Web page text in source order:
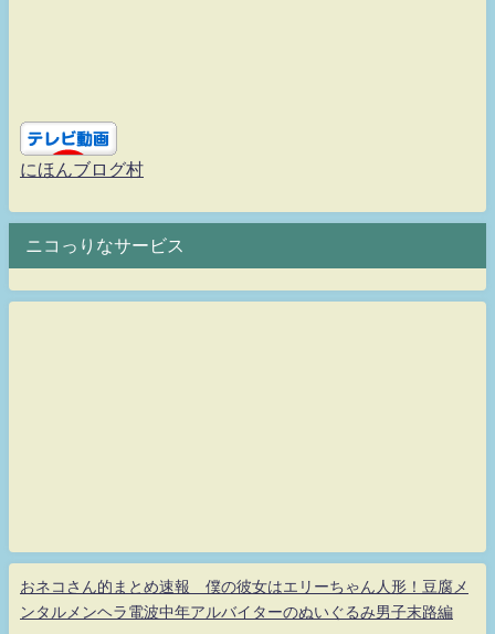
にほんブログ村
ニコっりなサービス
おネコさん的まとめ速報 僕の彼女はエリーちゃん人形！豆腐メ
ンタルメンヘラ電波中年アルバイターのぬいぐるみ男子末路編